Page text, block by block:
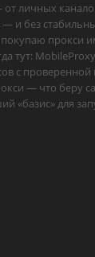
от личных
и без
прокси
тут:
с
— что беру
«базис» для